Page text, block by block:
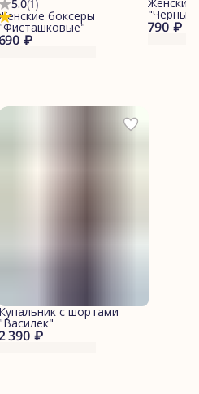
5.0(1)
690 ₽
боксеры
"Фисташковые" 790 ₽
"Черные"
390 ₽
Купальник с шортами
"Василек"